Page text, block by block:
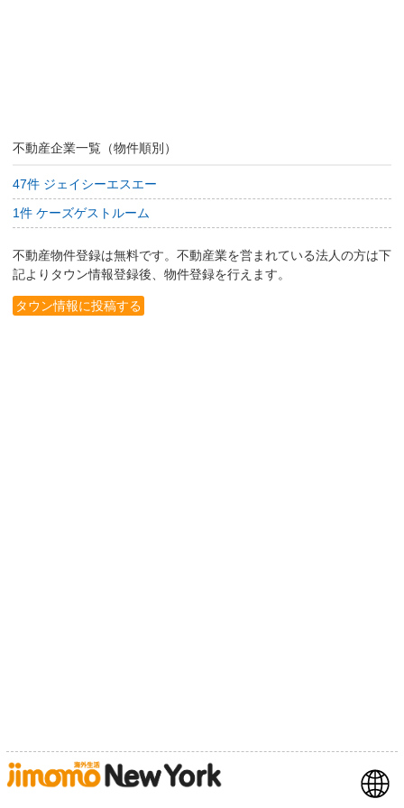
不動産企業一覧（物件順別）
47件 ジェイシーエスエー
1件 ケーズゲストルーム
不動産物件登録は無料です。不動産業を営まれている法人の方は下
記よりタウン情報登録後、物件登録を行えます。
タウン情報に投稿する